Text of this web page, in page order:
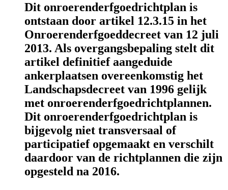
Dit onroerenderfgoedrichtplan is
ontstaan door artikel 12.3.15 in het
Onroerenderfgoeddecreet van 12 juli
2013. Als overgangsbepaling stelt dit
artikel definitief aangeduide
ankerplaatsen overeenkomstig het
Landschapsdecreet van 1996 gelijk
met onroerenderfgoedrichtplannen.
Dit onroerenderfgoedrichtplan is
bijgevolg niet transversaal of
participatief opgemaakt en verschilt
daardoor van de richtplannen die zijn
opgesteld na 2016.